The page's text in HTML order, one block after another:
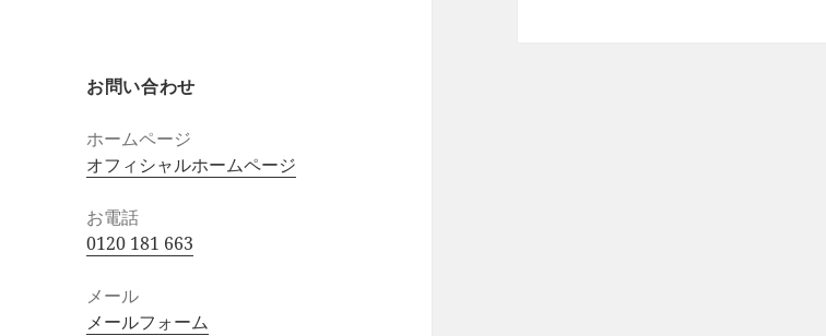
お問い合わせ
ホームページ
オフィシャルホームページ
お電話
0120 181 663
メール
メールフォーム